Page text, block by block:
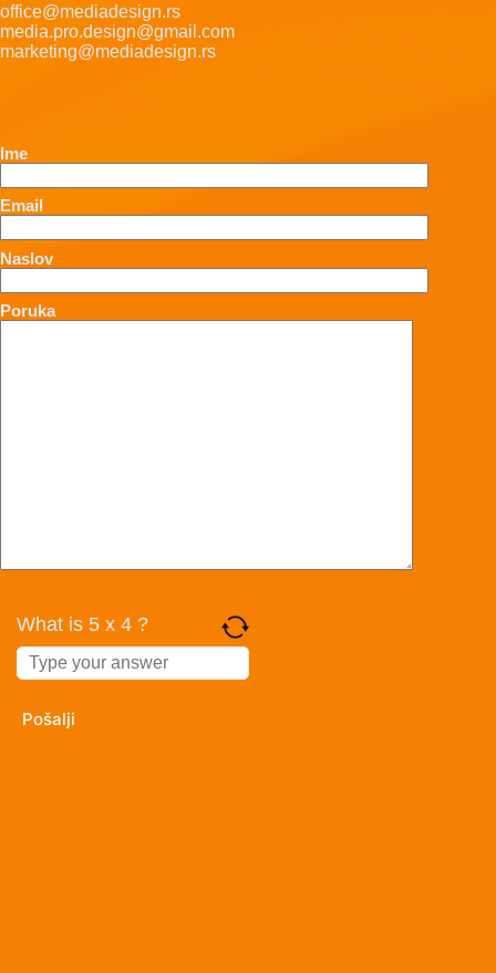
office@mediadesign.rs
media.pro.design@gmail.com
marketing@mediadesign.rs
Ime
Email
Naslov
Poruka
What is 5 x 4 ?
Answer
for
5
4